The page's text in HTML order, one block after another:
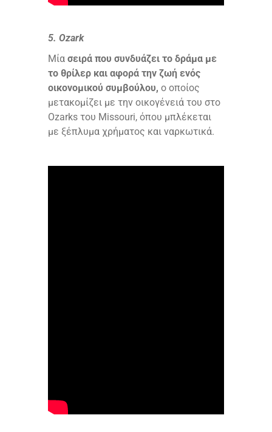
5. Ozark
Μία σειρά που συνδυάζει το δράμα με
το θρίλερ και αφορά την ζωή ενός
οικονομικού συμβούλου, ο οποίος
μετακομίζει με την οικογένειά του στο
Ozarks του Missouri, όπου μπλέκεται
με ξέπλυμα χρήματος και ναρκωτικά.